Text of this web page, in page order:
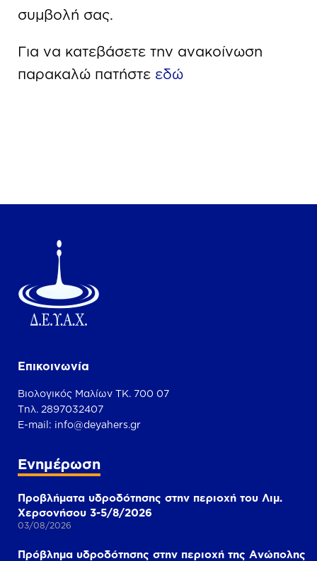
συμβολή σας.
Για να κατεβάσετε την ανακοίνωση
παρακαλώ πατήστε εδώ
Επικοινωνία
Βιολογικός Μαλίων ΤΚ. 700 07
Τηλ. 2897032407
Ε-mail: info@deyahers.gr
Ενημέρωση
Προβλήματα υδροδότησης στην περιοχή του Λιμ.
Χερσονήσου 3-5/8/2026
03/08/2026
Πρόβλημα υδροδότησης στην περιοχή της Ανώπολης